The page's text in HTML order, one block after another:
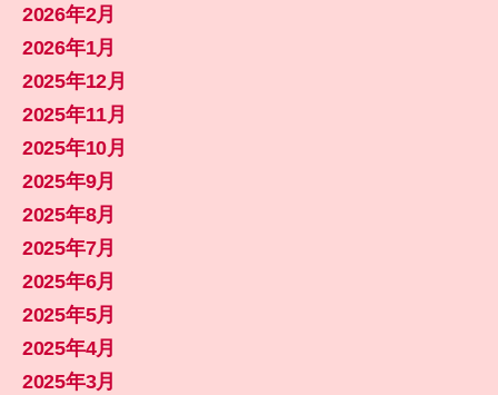
2026年2月
2026年1月
2025年12月
2025年11月
2025年10月
2025年9月
2025年8月
2025年7月
2025年6月
2025年5月
2025年4月
2025年3月